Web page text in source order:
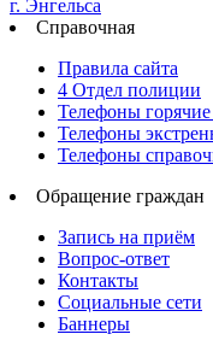
Справочная
Правила сайта
4 Отдел полиции
Телефоны
Телефоны
Телефоны
Обращение граждан
Запись на приём
Вопрос-ответ
Контакты
Социальные сети
Баннеры